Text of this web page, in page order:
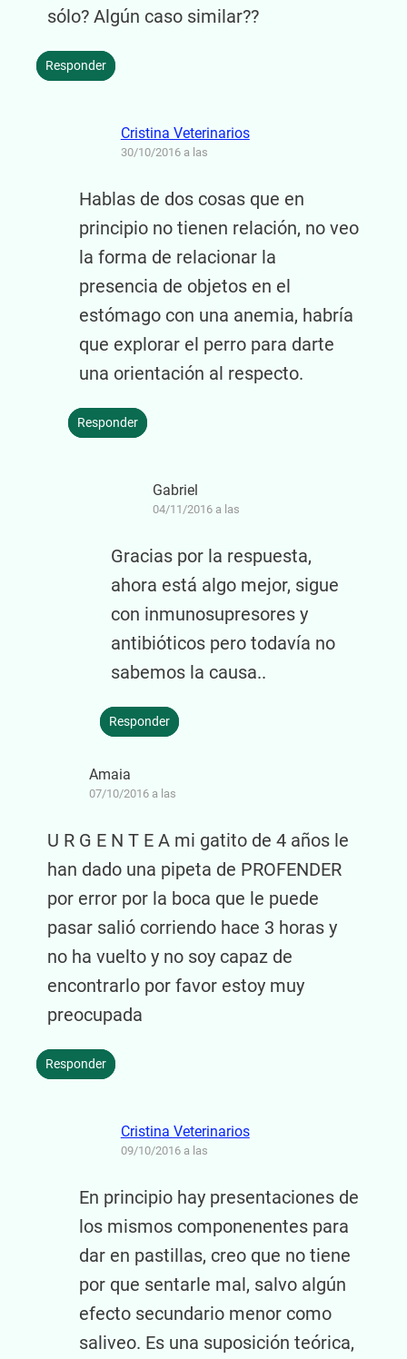
sólo? Algún caso similar??
Responder
Cristina Veterinarios
30/10/2016 a las
Hablas de dos cosas que en
principio no tienen relación, no veo
la forma de relacionar la
presencia de objetos en el
estómago con una anemia, habría
que explorar el perro para darte
una orientación al respecto.
Responder
Gabriel
04/11/2016 a las
Gracias por la respuesta,
ahora está algo mejor, sigue
con inmunosupresores y
antibióticos pero todavía no
sabemos la causa..
Responder
Amaia
07/10/2016 a las
U R G E N T E A mi gatito de 4 años le
han dado una pipeta de PROFENDER
por error por la boca que le puede
pasar salió corriendo hace 3 horas y
no ha vuelto y no soy capaz de
encontrarlo por favor estoy muy
preocupada
Responder
Cristina Veterinarios
09/10/2016 a las
En principio hay presentaciones de
los mismos componenentes para
dar en pastillas, creo que no tiene
por que sentarle mal, salvo algún
efecto secundario menor como
saliveo. Es una suposición teórica,